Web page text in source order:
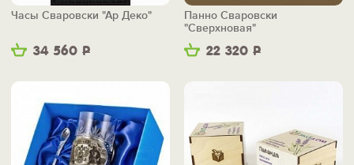
34 560 Р
Часы Сваровски "Ар Деко"
22 320 Р
Панно Сваровски
"Сверхновая"